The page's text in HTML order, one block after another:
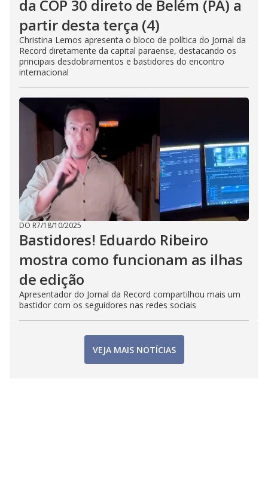
da COP 30 direto de Belém (PA) a
partir desta terça (4)
Christina Lemos apresenta o bloco de política do Jornal da
Record diretamente da capital paraense, destacando os
principais desdobramentos e bastidores do encontro
internacional
DO R7/18/10/2025
Bastidores! Eduardo Ribeiro
mostra como funcionam as ilhas
de edição
Apresentador do Jornal da Record compartilhou mais um
bastidor com os seguidores nas redes sociais
VEJA MAIS NOTÍCIAS